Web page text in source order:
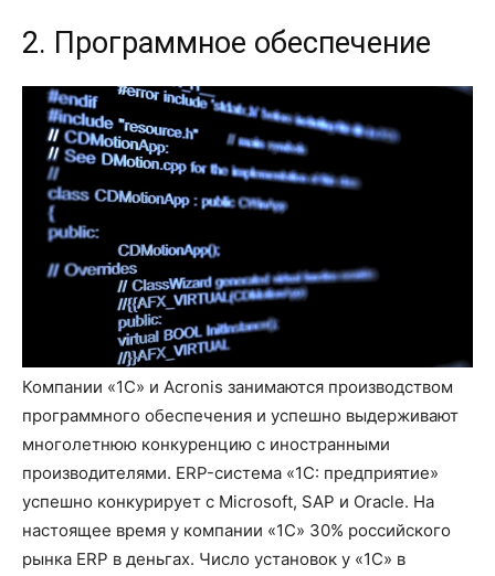
2. Программное обеспечение
Компании «1С» и Acronis занимаются производством
программного обеспечения и успешно выдерживают
многолетнюю конкуренцию с иностранными
производителями. ERP-система «1С: предприятие»
успешно конкурирует с Microsoft, SAP и Oracle. На
настоящее время у компании «1С» 30% российского
рынка ERP в деньгах. Число установок у «1С» в